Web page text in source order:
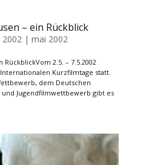
– ein Rückblick
2002| mai 2002
2.5. – 7.5.2002
Kurzfilmtage statt.
dem Deutschen
Jugendfilmwettbewerb gibt es